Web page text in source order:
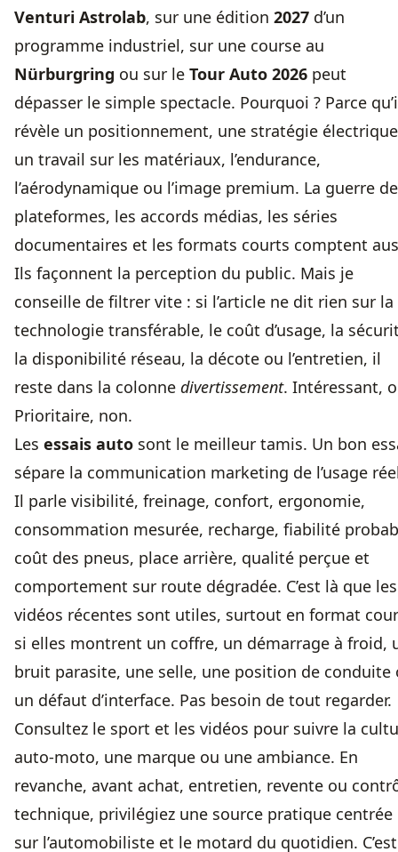
Venturi Astrolab, sur une édition 2027 d’un
programme industriel, sur une course au
Nürburgring ou sur le Tour Auto 2026 peut
dépasser le simple spectacle. Pourquoi ? Parce
révèle un positionnement, une stratégie
un travail sur les matériaux, l’endurance,
l’aérodynamique ou l’image premium. La guerre
plateformes, les accords médias, les séries
documentaires et les formats courts comptent
Ils façonnent la perception du public. Mais je
conseille de filtrer vite : si l’article ne dit rien sur la
technologie transférable, le coût d’usage, la
la disponibilité réseau, la décote ou l’entretien, il
reste dans la colonne divertissement. Intéressant,
Prioritaire, non.
Les essais auto sont le meilleur tamis. Un bon
sépare la communication marketing de l’usage
Il parle visibilité, freinage, confort, ergonomie,
consommation mesurée, recharge, fiabilité
coût des pneus, place arrière, qualité perçue et
comportement sur route dégradée. C’est là que les
vidéos récentes sont utiles, surtout en format
si elles montrent un coffre, un démarrage à froid,
bruit parasite, une selle, une position de conduite
un défaut d’interface. Pas besoin de tout regarder.
Consultez le sport et les vidéos pour suivre la
auto-moto, une marque ou une ambiance. En
revanche, avant achat, entretien, revente ou
technique, privilégiez une source pratique centrée
sur l’automobiliste et le motard du quotidien. C’est